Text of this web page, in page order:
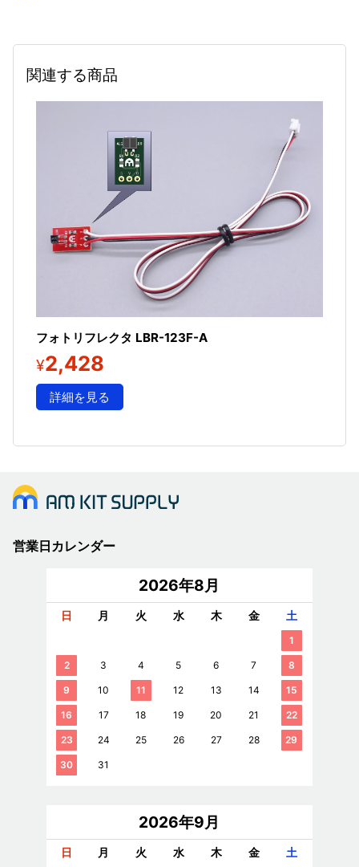
関連する商品
フォトリフレクタ LBR-123F-A
¥2,428
詳細を見る
営業日カレンダー
2026年8月
日 月 火 水 木 金 土
1
2 3 4 5 6 7 8
9 10 11 12 13 14 15
16 17 18 19 20 21 22
23 24 25 26 27 28 29
30 31
2026年9月
日 月 火 水 木 金 土